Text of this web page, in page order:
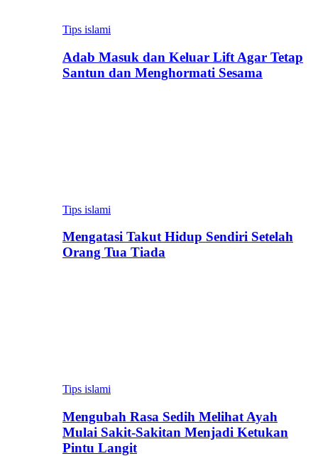
Tips islami
Adab Masuk dan Keluar Lift Agar Tetap
Santun dan Menghormati Sesama
Tips islami
Mengatasi Takut Hidup Sendiri Setelah
Orang Tua Tiada
Tips islami
Mengubah Rasa Sedih Melihat Ayah
Mulai Sakit-Sakitan Menjadi Ketukan
Pintu Langit